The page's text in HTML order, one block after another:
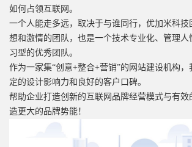
如何占领互联网。
一个人能走多远，取决于与谁同行，优加米科技
想和激情的团队，也是一个技术专业化、管理人
习型的优秀团队。
作为一家集“创意+整合+营销”的网站建设机构
定的设计影响力和良好的客户口碑。
帮助企业打造创新的互联网品牌经营模式与有效
造更大的品牌势能！